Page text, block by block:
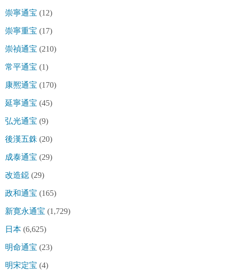
崇寧通宝 (12)
崇寧重宝 (17)
崇禎通宝 (210)
常平通宝 (1)
康熈通宝 (170)
延寧通宝 (45)
弘光通宝 (9)
後漢五銖 (20)
成泰通宝 (29)
改造鐚 (29)
政和通宝 (165)
新寛永通宝 (1,729)
日本 (6,625)
明命通宝 (23)
明宋定宝 (4)